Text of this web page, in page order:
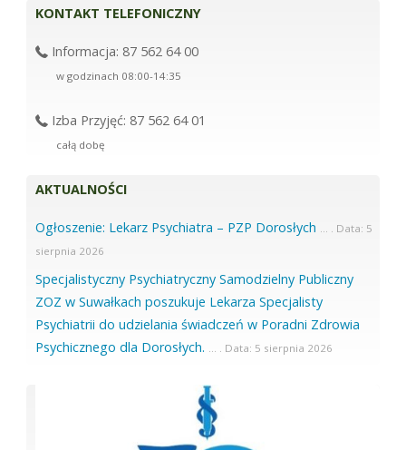
KONTAKT TELEFONICZNY
Informacja: 87 562 64 00
w godzinach 08:00-14:35
Izba Przyjęć: 87 562 64 01
całą dobę
AKTUALNOŚCI
Ogłoszenie: Lekarz Psychiatra – PZP Dorosłych
5
sierpnia 2026
Specjalistyczny Psychiatryczny Samodzielny Publiczny
ZOZ w Suwałkach poszukuje Lekarza Specjalisty
Psychiatrii do udzielania świadczeń w Poradni Zdrowia
Psychicznego dla Dorosłych.
5 sierpnia 2026